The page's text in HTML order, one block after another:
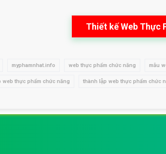
Thiết kế Web Thực
myphamnhat.info web thực phẩm chức năng mẫu
web thực phẩm chức năng thành lập web thực phẩm chức